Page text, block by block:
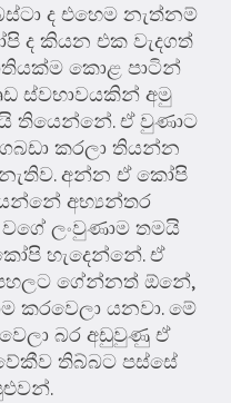
ද එහෙම නැත්නම්
ද කියන එක වැදගත්
කොළ පාටින්
ස්වභාවයකින් අමු
තියෙන්නේ. ඒ වුණාට
කරලා තියන්න
අන්න ඒ කෝපි
අභ්‍යන්තර
ලංවුණාම තමයි
හැදෙන්නේ. ඒ
ගේන්නත් ඕනේ,
කරවෙලා යනවා. මේ
බර අඩුවුණු ඒ
තිබ්බට පස්සේ